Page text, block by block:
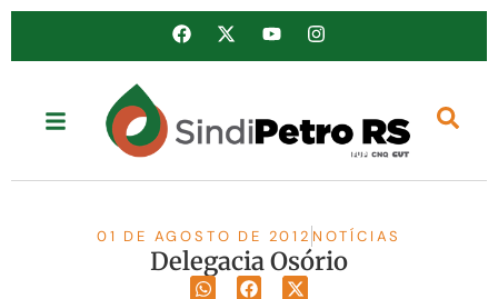
01 DE AGOSTO DE 2012 NOTÍCIAS
Delegacia Osório